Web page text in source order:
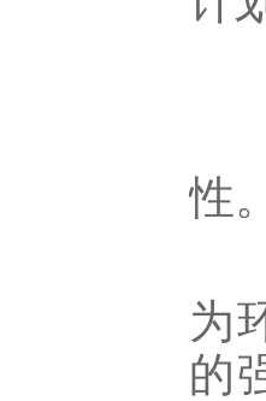
性
为
的